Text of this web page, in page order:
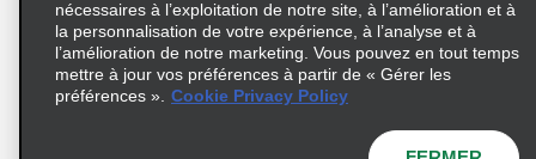
Conditions d’utilisation
Politique de confidentialité
Politique sur les fichiers témoins
nécessaires à l’exploitation de notre site, à l’amélioration et à
la personnalisation de votre expérience, à l’analyse et à
l’amélioration de notre marketing. Vous pouvez en tout temps
mettre à jour vos préférences à partir de « Gérer les
préférences ». Cookie Privacy Policy